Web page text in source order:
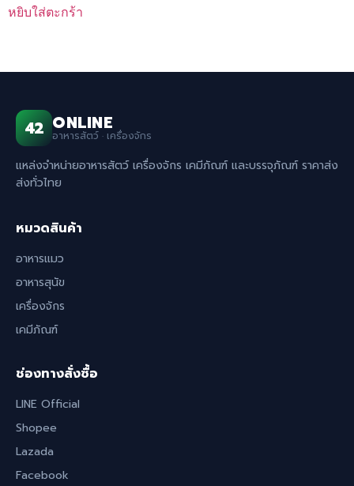
was:
หยิบใส่ตะกร้า
42 ONLINE
อาหารสัตว์ · เครื่องจักร
แหล่งจำหน่ายอาหารสัตว์ เครื่องจักร เคมีภัณฑ์ และบรรจุภัณฑ์ ราคาส่ง
ส่งทั่วไทย
หมวดสินค้า
อาหารแมว
อาหารสุนัข
เครื่องจักร
เคมีภัณฑ์
ช่องทางสั่งซื้อ
LINE Official
Shopee
Lazada
Facebook